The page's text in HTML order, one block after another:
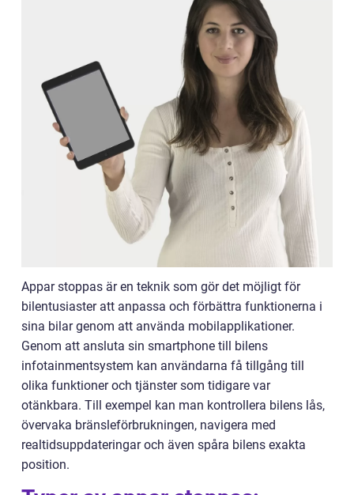
Appar stoppas är en teknik som gör det möjligt för
bilentusiaster att anpassa och förbättra funktionerna i
sina bilar genom att använda mobilapplikationer.
Genom att ansluta sin smartphone till bilens
infotainmentsystem kan användarna få tillgång till
olika funktioner och tjänster som tidigare var
otänkbara. Till exempel kan man kontrollera bilens lås,
övervaka bränsleförbrukningen, navigera med
realtidsuppdateringar och även spåra bilens exakta
position.